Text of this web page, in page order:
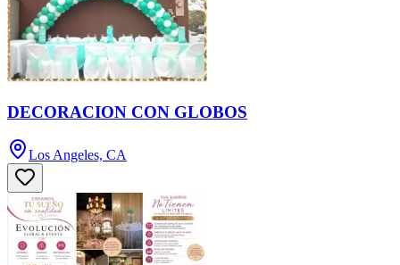
DECORACION CON GLOBOS
Los Angeles, CA